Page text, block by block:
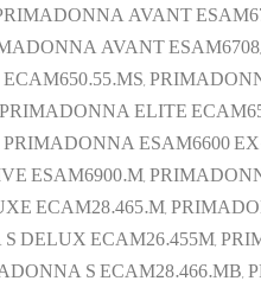
AVANT
AVANT
ELITE
ESAM6600
ESAM6900.M,
ECAM28.465.M,
DELUX ECAM26.455M,
S